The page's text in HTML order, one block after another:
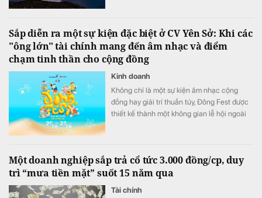
Sắp diễn ra một sự kiện đặc biệt ở CV Yên Sở: Khi các
"ông lớn" tài chính mang đến âm nhạc và điểm
chạm tinh thần cho cộng đồng
Kinh doanh
Không chỉ là một sự kiện âm nhạc cộng
đồng hay giải trí thuần túy, Đông Fest được
thiết kế thành một không gian lễ hội ngoài
Một doanh nghiệp sắp trả cổ tức 3.000 đồng/cp, duy
trì “mưa tiền mặt” suốt 15 năm qua
Tài chính